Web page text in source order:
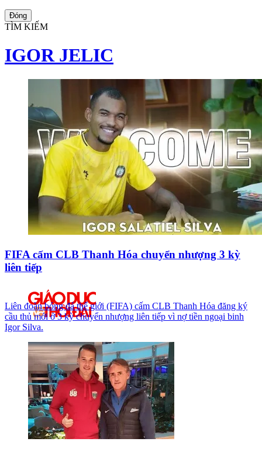
Đóng
TÌM KIẾM
IGOR JELIC
FIFA cấm CLB Thanh Hóa chuyển nhượng 3 kỳ
liên tiếp
Liên đoàn bóng đá thế giới (FIFA) cấm CLB Thanh Hóa đăng ký
cầu thủ mới ở 3 kỳ chuyển nhượng liên tiếp vì nợ tiền ngoại binh
Igor Silva.